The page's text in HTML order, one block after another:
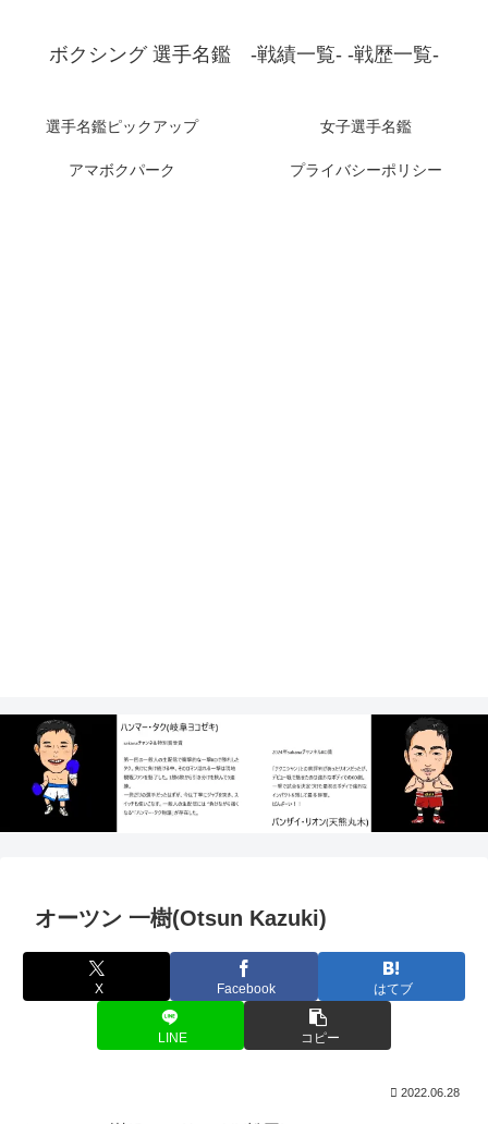
ボクシング 選手名鑑 -戦績一覧- -戦歴一覧-
選手名鑑ピックアップ 女子選手名鑑
アマボクパーク プライバシーポリシー
オーツン 一樹(Otsun Kazuki)
X Facebook はてブ
LINE コピー
2022.06.28